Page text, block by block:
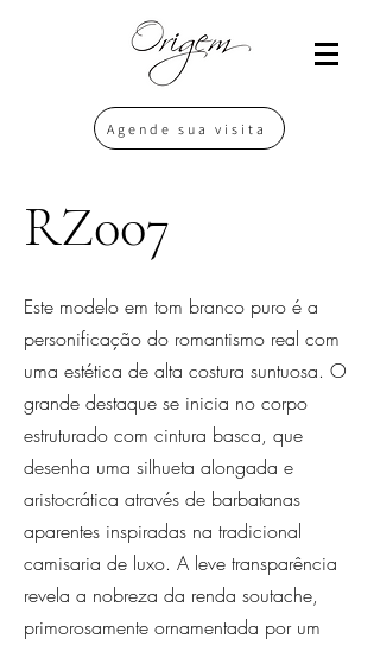
Agende sua visita
RZ007
Este modelo em tom branco puro é a
personificação do romantismo real com
uma estética de alta costura suntuosa. O
grande destaque se inicia no corpo
estruturado com cintura basca, que
desenha uma silhueta alongada e
aristocrática através de barbatanas
aparentes inspiradas na tradicional
camisaria de luxo. A leve transparência
revela a nobreza da renda soutache,
primorosamente ornamentada por um